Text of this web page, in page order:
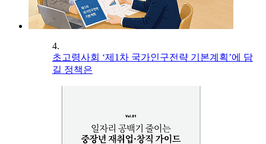
4.
초고령사회 ‘제1차 국가인구전략 기본계획’에 담
길 정책은